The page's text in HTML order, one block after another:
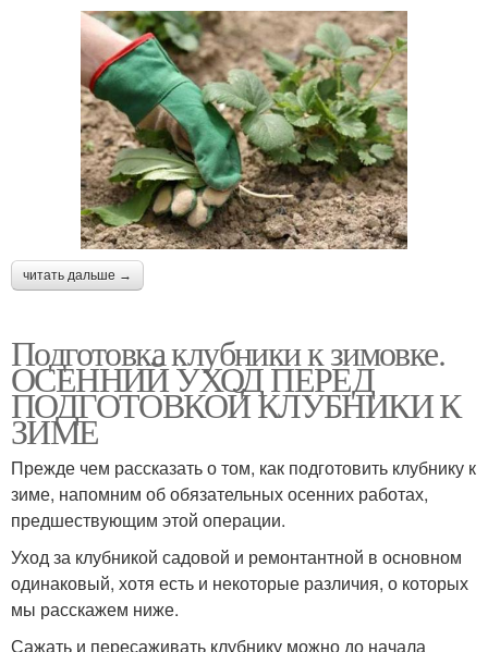
читать дальше →
Подготовка клубники к зимовке.
ОСЕННИЙ УХОД ПЕРЕД
ПОДГОТОВКОЙ КЛУБНИКИ К
ЗИМЕ
Прежде чем рассказать о том, как подготовить клубнику к
зиме, напомним об обязательных осенних работах,
предшествующим этой операции.
Уход за клубникой садовой и ремонтантной в основном
одинаковый, хотя есть и некоторые различия, о которых
мы расскажем ниже.
Сажать и пересаживать клубнику можно до начала